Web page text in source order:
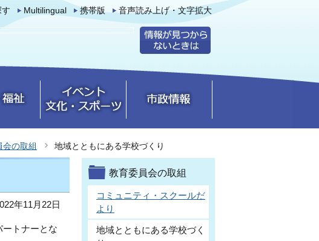
Multilingual 携帯版 音声読み上げ・文字拡大
会の取組 地域とともにある学校づくり
年11月22日
トナーとな
教育委員会の取組
コミュニティ・スクールだ
より
地域とともにある学校づく